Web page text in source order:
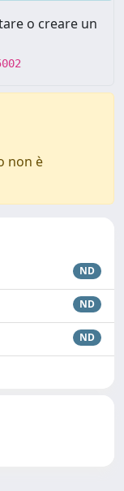
o creare un
non è
ND
ND
ND